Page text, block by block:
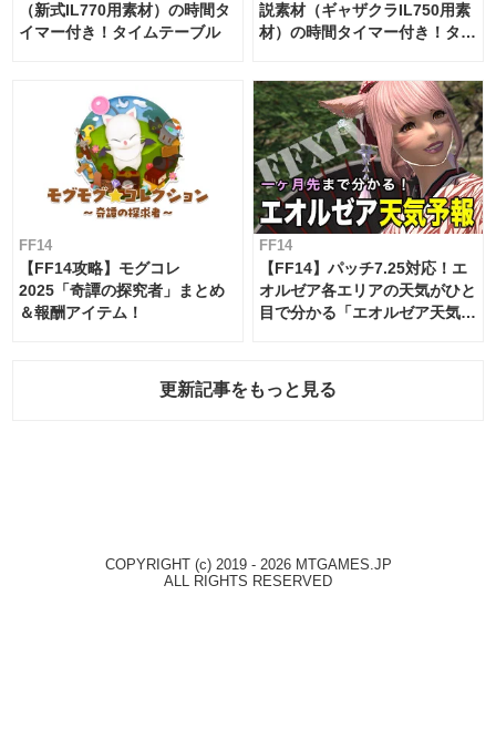
（新式IL770用素材）の時間タ
イマー付き！タイムテーブル
説素材（ギャザクラIL750用素
材）の時間タイマー付き！タイ
FF14
【FF14攻略】モグコレ
2025「奇譚の探究者」まとめ
＆報酬アイテム！
FF14
【FF14】パッチ7.25対応！エ
オルゼア各エリアの天気がひと
目で分かる「エオルゼア天気予
更新記事をもっと見る
COPYRIGHT (c) 2019 - 2026 MTGAMES.JP
ALL RIGHTS RESERVED